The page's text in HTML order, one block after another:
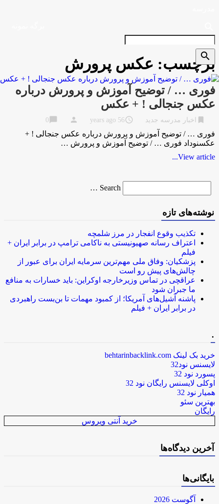
برچسب: عکس پرورش
فوری … / توضیح آموزش و پرورش درباره
عکس جنجالی ! + عکس
اخبار مدرسه جدید access_time
56 years ago
person
chat_bubble
فوری … / توضیح آموزش و پرورش درباره عکس جنجالی ! +
عکسنوداد فوری … / توضیح آموزش و پرورش …
View article...
for
Search …
search
نوشته‌های تازه
تکذیب وقوع انفجار در مرز شلمچه
اعتراف رسانه صهیونیستی به ناکامی ترامپ در برابر ایران +
فیلم
پزشکیان: وفاق ملی مهم‌ترین سرمایه ایران برای عبور از
چالش‌های پیش رو است
عراقچی در تماس وزیرخارجه اوکراین: باید خسارات به منافع
ما جبران شود
پاشنه آشیل‌های آمریکا؛ از کمبود مهمات تا بن‌بست راهبردی
در برابر ایران + فیلم
خرید بک لینک behtarinbacklink.com
لایسنس نود32
پسورد نود 32
اوکلی لایسنس رایگان نود 32
همیار نود 32
بهترین سئو
رایگان
خرید آنتی ویروس
آخرین دیدگاه‌ها
بایگانی‌ها
آگوست 2026